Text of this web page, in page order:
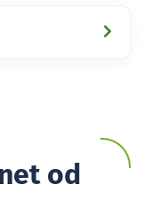
od